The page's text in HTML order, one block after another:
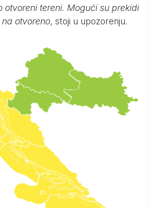
otvoreni tereni. Mogući su prekidi
otvoreno, stoji u upozorenju.